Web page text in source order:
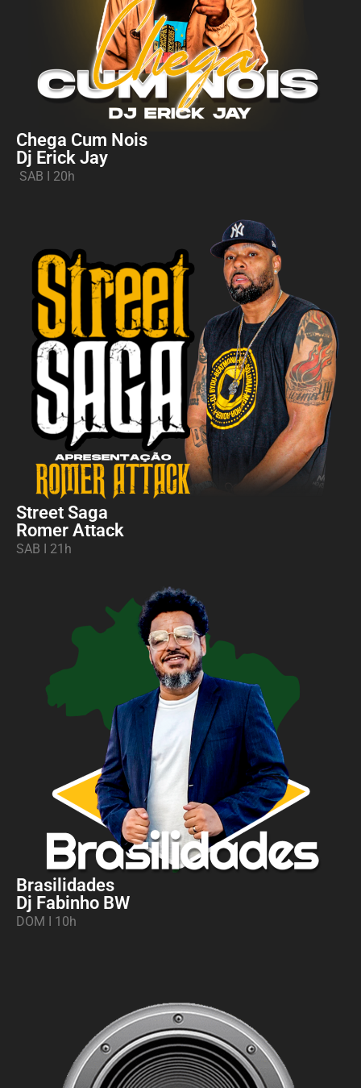
Chega Cum Nois
Dj Erick Jay
SAB I 20h
Street Saga
Romer Attack
SAB I 21h
Brasilidades
Dj Fabinho BW
DOM I 10h